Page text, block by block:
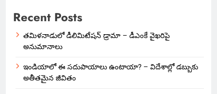
Recent Posts
తమిళనాడులో డీలిమిటేషన్ డ్రామా – డీఎంకే వైఖరిపై
అనుమానాలు
ఇండియాలో‌ ఈ సదుపాయాలు ఉంటాయా? – విదేశాల్లో డబ్బుకు
అతీతమైన జీవితం